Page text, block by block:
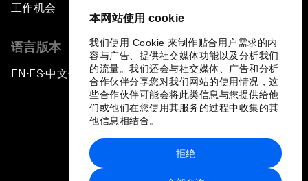
本网站使用 cookie
我们使用 Cookie 来制作贴合用户需求的内
容与广告、提供社交媒体功能以及分析我们
的流量。我们还会与社交媒体、广告和分析
合作伙伴分享您对我们网站的使用情况，这
些合作伙伴可能会将此类信息与您提供给他
们或他们在您使用其服务的过程中收集的其
他信息相结合。
拒绝
工作机会
语言版本
EN ▪ES▪中文▪ 日本語